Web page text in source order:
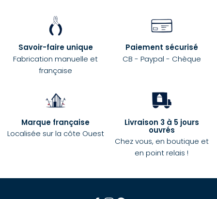
Savoir-faire unique
Fabrication manuelle et
française
Paiement sécurisé
CB - Paypal - Chèque
Marque française
Localisée sur la côte Ouest
Livraison 3 à 5 jours
ouvrés
Chez vous, en boutique et
en point relais !